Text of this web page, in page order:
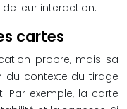
leur interaction.
cartes
propre, mais sa
du contexte du tirage
Par exemple, la carte